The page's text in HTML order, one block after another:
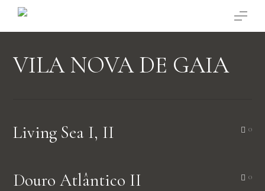
Saltar
conteúdo
principal
Menu
VILA NOVA DE GAIA
Living Sea I, II 0
Douro Atlântico II 0